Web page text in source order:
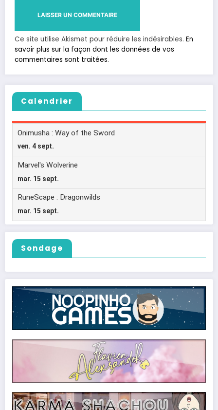
Ce site utilise Akismet pour réduire les indésirables. En
savoir plus sur la façon dont les données de vos
commentaires sont traitées.
Calendrier
Sondage